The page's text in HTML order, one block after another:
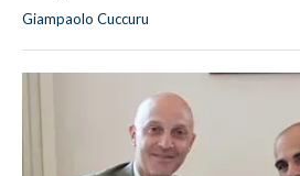
Giampaolo Cuccuru